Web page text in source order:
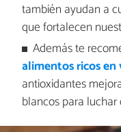
también ayudan a
que fortalecen
Además te
alimentos ricos en
antioxidantes
blancos para